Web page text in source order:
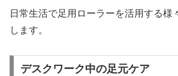
日常生活で足用ローラーを活用する様
します。
デスクワーク中の足元ケア